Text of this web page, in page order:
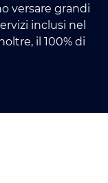
versare grandi
inclusi nel
il 100% di